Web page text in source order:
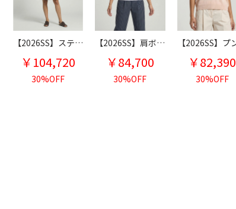
【2026SS】ステッチ ノースリーブワンピース
￥104,720
30%OFF
【2026SS】肩ボールチェーン装飾 コットン フレンチスリーブ ニット
￥84,700
30%OFF
￥82,390
30%OFF